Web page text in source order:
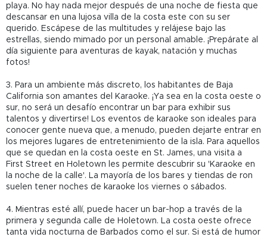
playa. No hay nada mejor después de una noche de fiesta que
descansar en una lujosa villa de la costa este con su ser
querido. Escápese de las multitudes y relájese bajo las
estrellas, siendo mimado por un personal amable. ¡Prepárate al
día siguiente para aventuras de kayak, natación y muchas
fotos!
3. Para un ambiente más discreto, los habitantes de Baja
California son amantes del Karaoke. ¡Ya sea en la costa oeste o
sur, no será un desafío encontrar un bar para exhibir sus
talentos y divertirse! Los eventos de karaoke son ideales para
conocer gente nueva que, a menudo, pueden dejarte entrar en
los mejores lugares de entretenimiento de la isla. Para aquellos
que se quedan en la costa oeste en St. James, una visita a
First Street en Holetown les permite descubrir su 'Karaoke en
la noche de la calle'. La mayoría de los bares y tiendas de ron
suelen tener noches de karaoke los viernes o sábados.
4. Mientras esté allí, puede hacer un bar-hop a través de la
primera y segunda calle de Holetown. La costa oeste ofrece
tanta vida nocturna de Barbados como el sur. Si está de humor